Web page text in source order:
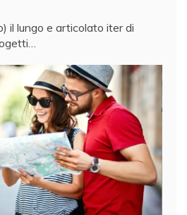
il lungo e articolato iter di